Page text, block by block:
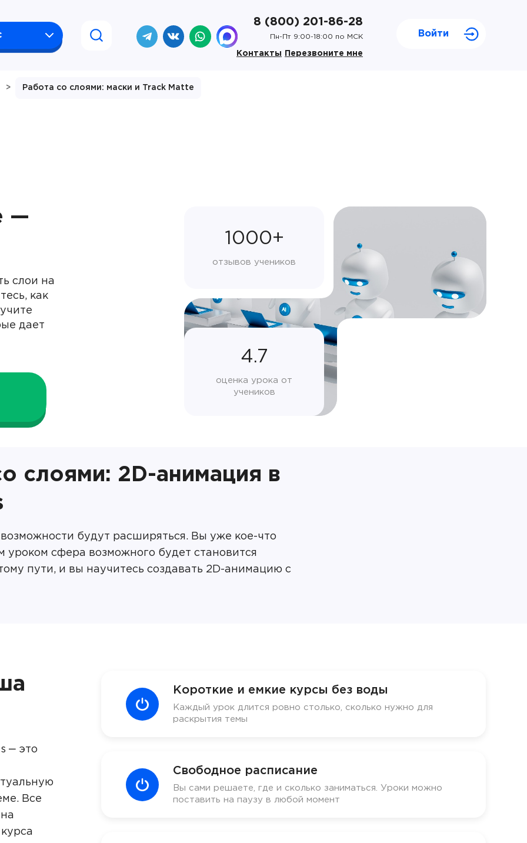
8 (800) 201-86-28
Пн-Пт 9:00-18:00 по МСК
Контакты Перезвоните мне
Войти
> Работа со слоями: маски и Track Matte
—
слои на
как
дает
1000+
отзывов учеников
4.7
оценка урока от
учеников
слоями: 2D-анимация в
будут расширяться. Вы уже кое-что
уроком сфера возможного будет становится
пути, и вы научитесь создавать 2D-анимацию с
‒ это
Все
Короткие и емкие курсы без воды
Каждый урок длится ровно столько, сколько нужно для
раскрытия темы
Свободное расписание
Вы сами решаете, где и сколько заниматься. Уроки можно
поставить на паузу в любой момент